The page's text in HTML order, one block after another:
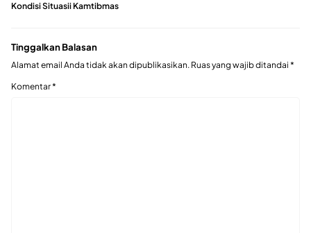
Kondisi Situasii Kamtibmas
Tinggalkan Balasan
Alamat email Anda tidak akan dipublikasikan. Ruas yang wajib ditandai *
Komentar*